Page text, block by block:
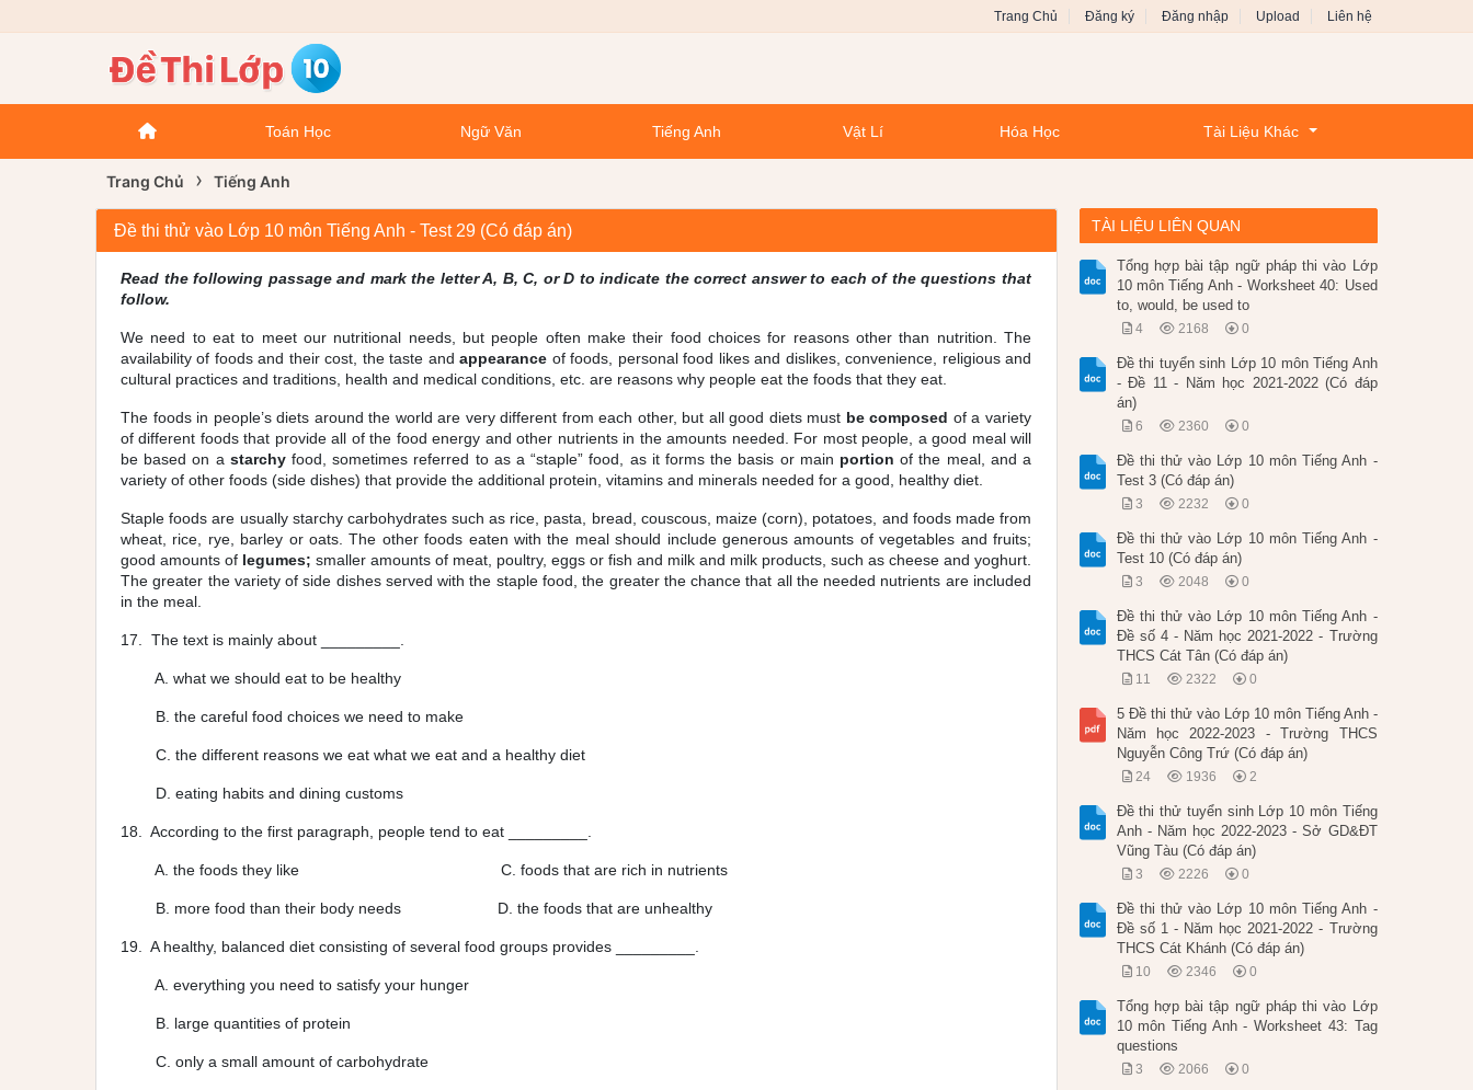
Trang Chủ Đăng ký Đăng nhập Upload Liên hệ
Toán Học Ngữ Văn Tiếng Anh Vật Lí Hóa Học Tài Liệu Khác
Trang Chủ › Tiếng Anh
Đề thi thử vào Lớp 10 môn Tiếng Anh - Test 29 (Có đáp án)
Read the following passage and mark the letter A, B, C, or D to indicate the correct answer to each of the questions that
follow.
We need to eat to meet our nutritional needs, but people often make their food choices for reasons other than nutrition. The
availability of foods and their cost, the taste andappearance of foods, personal food likes and dislikes, convenience, religious and
cultural practices and traditions, health and medical conditions, etc. are reasons why people eat the foods that they eat.
The foods in people’s diets around the world are very different from each other, but all good diets must be composed of a variety
of different foods that provide all of the food energy and other nutrients in the amounts needed. For most people, a good meal will
be based on a starchyfood, sometimes referred to as a “staple” food, as it forms the basis or main portionof the meal, and a
variety of other foods (side dishes) that provide the additional protein, vitamins and minerals needed for a good, healthy diet.
Staple foods are usually starchy carbohydrates such as rice, pasta, bread, couscous, maize (corn), potatoes, and foods made from
wheat, rice, rye, barley or oats. The other foods eaten with the meal should include generous amounts of vegetables and fruits;
good amounts of legumes; smaller amounts of meat, poultry, eggs or fish and milk and milk products, such as cheese and yoghurt.
The greater the variety of side dishes served with the staple food, the greater the chance that all the needed nutrients are included
in the meal.
17. The text is mainly about _________.
A. what we should eat to be healthy
B. the careful food choices we need to make
C. the different reasons we eat what we eat and a healthy diet
D. eating habits and dining customs
18. According to the first paragraph, people tend to eat _________.
A. the foods they like C. foods that are rich in nutrients
B. more food than their body needs D. the foods that are unhealthy
19. A healthy, balanced diet consisting of several food groups provides _________.
A. everything you need to satisfy your hunger
B. large quantities of protein
C. only a small amount of carbohydrate
TÀI LIỆU LIÊN QUAN
Tổng hợp bài tập ngữ pháp thi vào Lớp
10 môn Tiếng Anh - Worksheet 40: Used
to, would, be used to
4 2168 0
Đề thi tuyển sinh Lớp 10 môn Tiếng Anh
- Đề 11 - Năm học 2021-2022 (Có đáp
án)
6 2360 0
Đề thi thử vào Lớp 10 môn Tiếng Anh -
Test 3 (Có đáp án)
3 2232 0
Đề thi thử vào Lớp 10 môn Tiếng Anh -
Test 10 (Có đáp án)
3 2048 0
Đề thi thử vào Lớp 10 môn Tiếng Anh -
Đề số 4 - Năm học 2021-2022 - Trường
THCS Cát Tân (Có đáp án)
11 2322 0
5 Đề thi thử vào Lớp 10 môn Tiếng Anh -
Năm học 2022-2023 - Trường THCS
Nguyễn Công Trứ (Có đáp án)
24 1936 2
Đề thi thử tuyển sinh Lớp 10 môn Tiếng
Anh - Năm học 2022-2023 - Sở GD&ĐT
Vũng Tàu (Có đáp án)
3 2226 0
Đề thi thử vào Lớp 10 môn Tiếng Anh -
Đề số 1 - Năm học 2021-2022 - Trường
THCS Cát Khánh (Có đáp án)
10 2346 0
Tổng hợp bài tập ngữ pháp thi vào Lớp
10 môn Tiếng Anh - Worksheet 43: Tag
questions
3 2066 0